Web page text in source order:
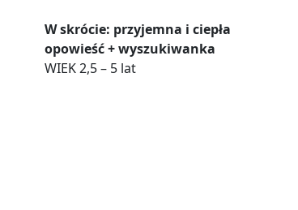
W skrócie: przyjemna i ciepła
opowieść + wyszukiwanka
WIEK 2,5 – 5 lat